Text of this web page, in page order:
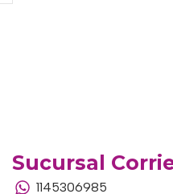
Sucursal
1145306985